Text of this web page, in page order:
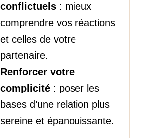
conflictuels : mieux
comprendre vos réactions
et celles de votre
partenaire.
Renforcer votre
complicité : poser les
bases d’une relation plus
sereine et épanouissante.